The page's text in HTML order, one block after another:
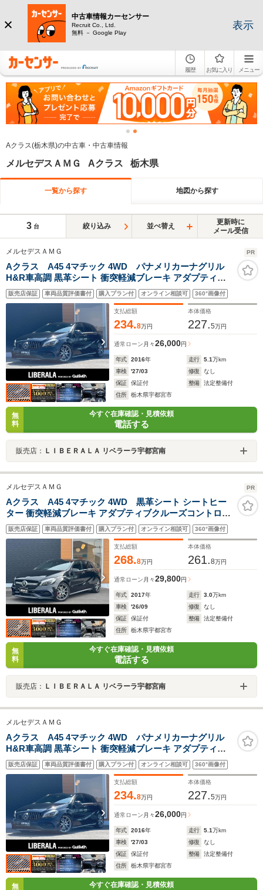
中古車情報カーセンサー
Recruit Co., Ltd.
無料 － Google Play
表示
履歴 お気に入り メニュー
Aクラス(栃木県)の中古車・中古車情報
メルセデスＡＭＧ Aクラス 栃木県
一覧から探す 地図から探す
3 台 絞り込み 並べ替え
更新時に
メール受信
メルセデスＡＭＧ PR
Aクラス A45 4マチック 4WD パナメリカーナグリル
H&R車高調 黒革シート 衝突軽減ブレーキ アダプティブ
クルーズコントロール ブラインドスポットモニター 純正
ナビ フルセグTV バックカメラ クリアランスソナー LED
ヘッドライト オートライト
販売店保証 車両品質評価書付 購入プラン付 オンライン相談可 360°画像付
支払総額
234.8万円
本体価格
227.5万円
通常ローン 月々26,000円
年式 2016年 走行 5.1万km
車検
'27/03 修復
なし
保証
保証付 整備
法定整備付
住所
栃木県宇都宮市
無
料
今すぐ在庫確認・見積依頼
電話する
販売店： ＬＩＢＥＲＡＬＡ リベラーラ宇都宮南
メルセデスＡＭＧ PR
Aクラス A45 4マチック 4WD 黒革シート シートヒー
ター 衝突軽減ブレーキ アダプティブクルーズコントロー
ル ブラインドスポットモニター 純正ナビ AppleCarPlay
フルセグTV バックカメラ クリアランスソナー LEDヘッ
ドライト オートライト
販売店保証 車両品質評価書付 購入プラン付 オンライン相談可 360°画像付
支払総額
268.8万円
本体価格
261.8万円
通常ローン 月々29,800円
年式 2017年 走行 3.0万km
車検
'26/09 修復
なし
保証
保証付 整備
法定整備付
住所
栃木県宇都宮市
無
料
今すぐ在庫確認・見積依頼
電話する
販売店： ＬＩＢＥＲＡＬＡ リベラーラ宇都宮南
メルセデスＡＭＧ
Aクラス A45 4マチック 4WD パナメリカーナグリル
H&R車高調 黒革シート 衝突軽減ブレーキ アダプティブ
クルーズコントロール ブラインドスポットモニター 純正
ナビ フルセグTV バックカメラ クリアランスソナー LED
ヘッドライト オートライト
販売店保証 車両品質評価書付 購入プラン付 オンライン相談可 360°画像付
支払総額
234.8万円
本体価格
227.5万円
通常ローン 月々26,000円
年式 2016年 走行 5.1万km
車検
'27/03 修復
なし
保証
保証付 整備
法定整備付
住所
栃木県宇都宮市
無
今すぐ在庫確認・見積依頼